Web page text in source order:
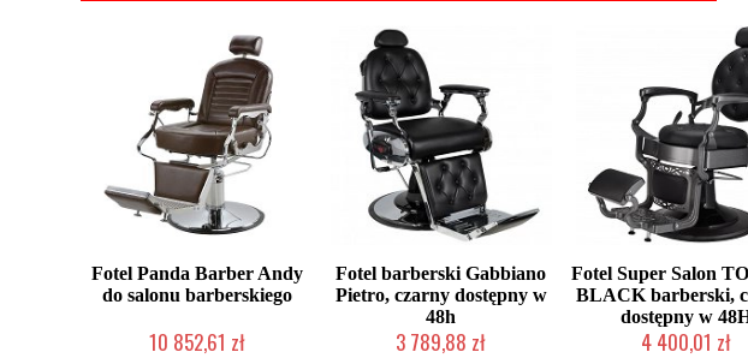
Fotel Panda Barber Andy
do salonu barberskiego
10 852,61 zł
Fotel barberski Gabbiano
Pietro, czarny dostępny w
48h
3 789,88 zł
Fotel Super Salon
BLACK barberski,
dostępny w
4 400,01 zł